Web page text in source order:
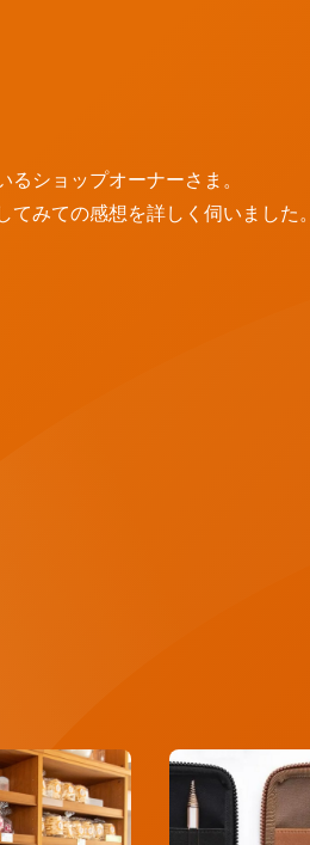
ショップオーナーさま。
みての感想を詳しく伺いました。